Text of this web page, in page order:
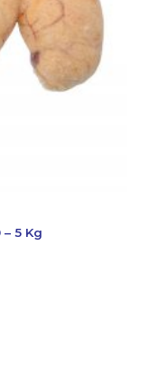
5 Kg